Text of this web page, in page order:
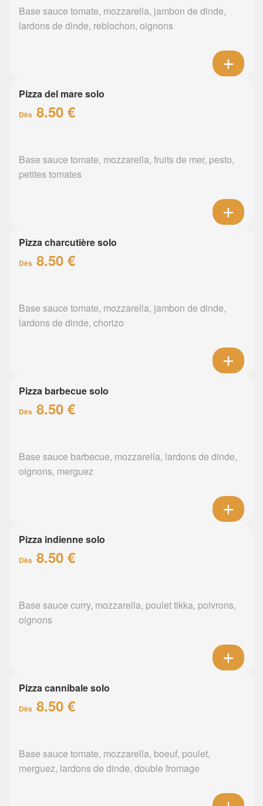
Base sauce tomate, mozzarella, jambon de dinde,
lardons de dinde, reblochon, oignons
Pizza del mare solo
Dès 8.50 €
Base sauce tomate, mozzarella, fruits de mer, pesto,
petites tomates
Pizza charcutière solo
Dès 8.50 €
Base sauce tomate, mozzarella, jambon de dinde,
lardons de dinde, chorizo
Pizza barbecue solo
Dès 8.50 €
Base sauce barbecue, mozzarella, lardons de dinde,
oignons, merguez
Pizza indienne solo
Dès 8.50 €
Base sauce curry, mozzarella, poulet tikka, poivrons,
oignons
Pizza cannibale solo
Dès 8.50 €
Base sauce tomate, mozzarella, boeuf, poulet,
merguez, lardons de dinde, double fromage